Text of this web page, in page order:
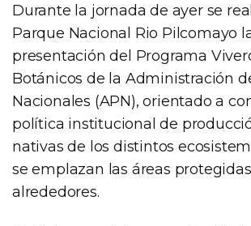
Durante la jornada de ayer se
Parque Nacional Rio Pilcomayo
presentación del Programa
Botánicos de la Administración
Nacionales (APN), orientado a
política institucional de
nativas de los distintos
se emplazan las áreas
alrededores.